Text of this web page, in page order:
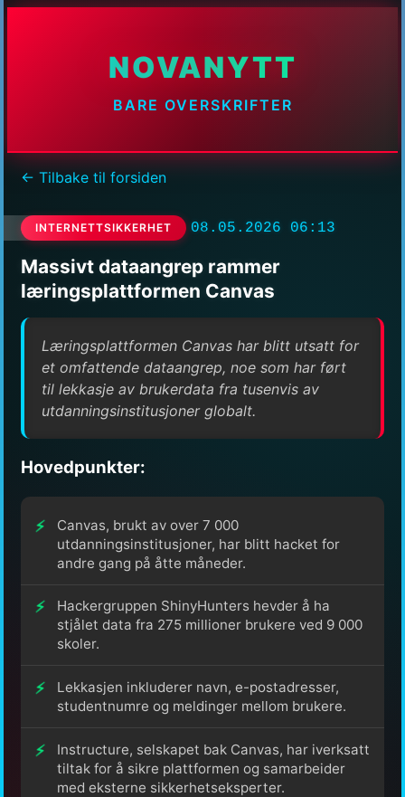
NOVANYTT
BARE OVERSKRIFTER
← Tilbake til forsiden
INTERNETTSIKKERHET 08.05.2026 06:13
Massivt dataangrep rammer
læringsplattformen Canvas
Læringsplattformen Canvas har blitt utsatt for
et omfattende dataangrep, noe som har ført
til lekkasje av brukerdata fra tusenvis av
utdanningsinstitusjoner globalt.
Hovedpunkter:
Canvas, brukt av over 7 000
utdanningsinstitusjoner, har blitt hacket for
andre gang på åtte måneder.
Hackergruppen ShinyHunters hevder å ha
stjålet data fra 275 millioner brukere ved 9 000
skoler.
Lekkasjen inkluderer navn, e-postadresser,
studentnumre og meldinger mellom brukere.
Instructure, selskapet bak Canvas, har iverksatt
tiltak for å sikre plattformen og samarbeider
med eksterne sikkerhetseksperter.